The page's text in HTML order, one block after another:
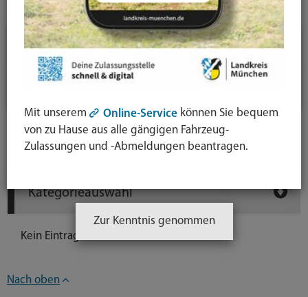
Newsarchiv
Kategorieauswahl
Kein Eintrag vorhanden.
Jahresauswahl
2026
2025
Nach oben
Mit unserem Online-Service können Sie bequem
von zu Hause aus alle gängigen Fahrzeug-
Zulassungen und -Abmeldungen beantragen.
Zur Kenntnis genommen